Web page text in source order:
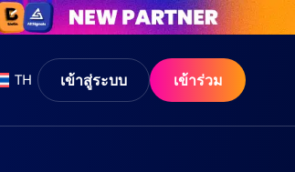
TH เข้าสู่ระบบ เข้าร่วม